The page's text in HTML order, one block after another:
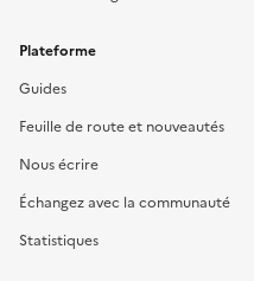
Plateforme
Guides
Feuille de route et nouveautés
Nous écrire
Échangez avec la communauté
Statistiques